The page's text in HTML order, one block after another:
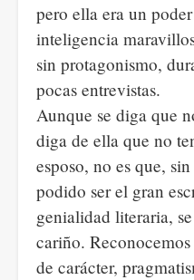
pero ella era un
inteligencia
sin protagonismo,
pocas entrevistas.
Aunque se diga que
diga de ella que no
esposo, no es que,
podido ser el gran
genialidad literaria,
cariño.
de carácter,